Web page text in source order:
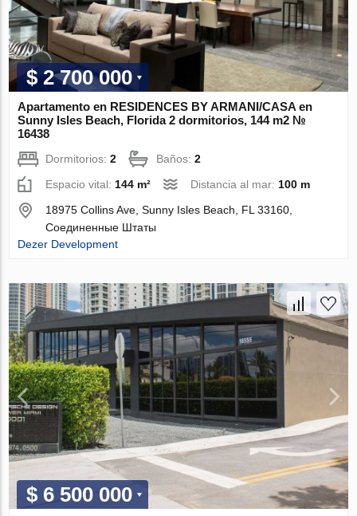
$ 2 700 000
Apartamento en RESIDENCES BY ARMANI/CASA en
Sunny Isles Beach, Florida 2 dormitorios, 144 m2 №
16438
Dormitorios:2 Baños:2
Espacio vital: 144 m² Distancia al mar: 100 m
18975 Collins Ave, Sunny Isles Beach, FL 33160,
Соединенные Штаты
Dezer Development
$ 6 500 000